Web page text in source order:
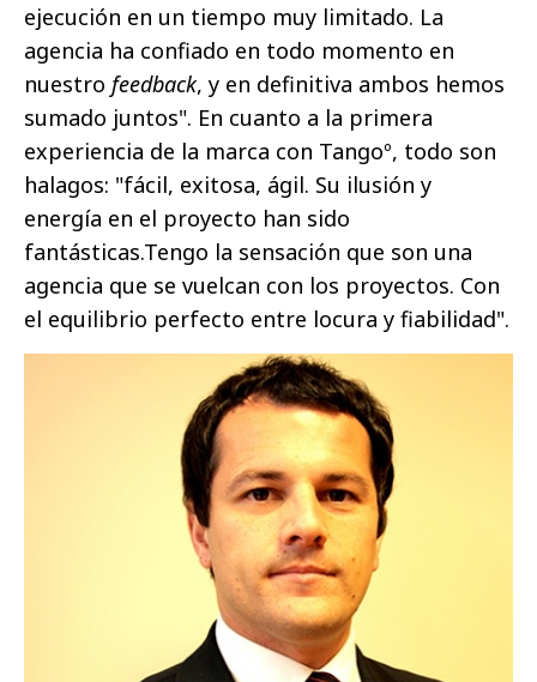
ejecución en un tiempo muy limitado. La
agencia ha confiado en todo momento en
nuestro feedback, y en definitiva ambos hemos
sumado juntos". En cuanto a la primera
experiencia de la marca con Tangoº, todo son
halagos: "fácil, exitosa, ágil. Su ilusión y
energía en el proyecto han sido
fantásticas.Tengo la sensación que son una
agencia que se vuelcan con los proyectos. Con
el equilibrio perfecto entre locura y fiabilidad".